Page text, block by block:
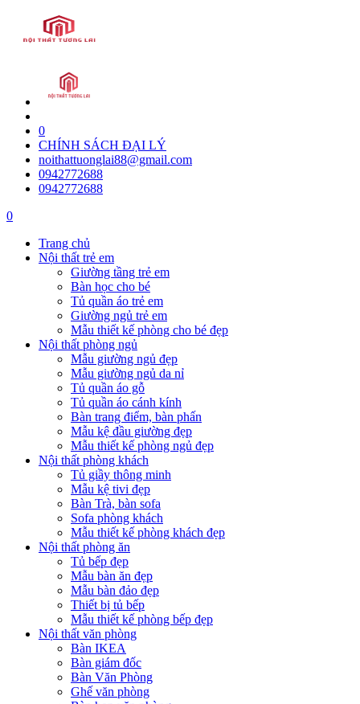
0
CHÍNH SÁCH ĐẠI LÝ
noithattuonglai88@gmail.com
0942772688
0942772688
0
Trang chủ
Nội thất trẻ em
Giường tầng trẻ em
Bàn học cho bé
Tủ quần áo trẻ em
Giường ngủ trẻ em
Mẫu thiết kế phòng cho bé đẹp
Nội thất phòng ngủ
Mẫu giường ngủ đẹp
Mẫu giường ngủ da nỉ
Tủ quần áo gỗ
Tủ quần áo cánh kính
Bàn trang điểm, bàn phấn
Mẫu kệ đầu giường đẹp
Mẫu thiết kế phòng ngủ đẹp
Nội thất phòng khách
Tủ giầy thông minh
Mẫu kệ tivi đẹp
Bàn Trà, bàn sofa
Sofa phòng khách
Mẫu thiết kế phòng khách đẹp
Nội thất phòng ăn
Tủ bếp đẹp
Mẫu bàn ăn đẹp
Mẫu bàn đảo đẹp
Thiết bị tủ bếp
Mẫu thiết kế phòng bếp đẹp
Nội thất văn phòng
Bàn IKEA
Bàn giám đốc
Bàn Văn Phòng
Ghế văn phòng